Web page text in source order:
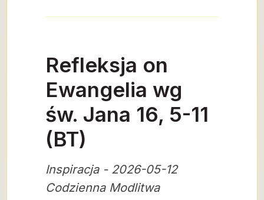
Refleksja on
Ewangelia wg
św. Jana 16, 5-11
(BT)
Inspiracja - 2026-05-12
Codzienna Modlitwa